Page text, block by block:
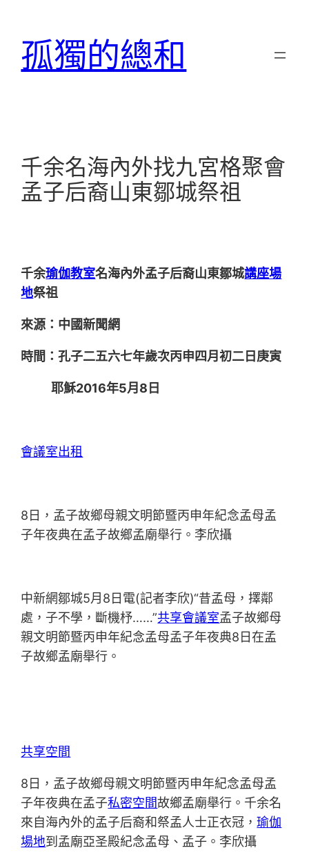
孤獨的總和
千余名海內外找九宮格聚會
孟子后裔山東鄒城祭祖
千余瑜伽教室名海內外孟子后裔山東鄒城講座場
地祭祖
來源：中國新聞網
時間：孔子二五六七年歲次丙申四月初二日庚寅
耶穌2016年5月8日
會議室出租
8日，孟子故鄉母親文明節暨丙申年紀念孟母孟
子年夜典在孟子故鄉孟廟舉行。李欣攝
中新網鄒城5月8日電(記者李欣)“昔孟母，擇鄰
處，子不學，斷機杼……”共享會議室孟子故鄉母
親文明節暨丙申年紀念孟母孟子年夜典8日在孟
子故鄉孟廟舉行。
共享空間
8日，孟子故鄉母親文明節暨丙申年紀念孟母孟
子年夜典在孟子私密空間故鄉孟廟舉行。千余名
來自海內外的孟子后裔和祭孟人士正衣冠，瑜伽
場地到孟廟亞圣殿紀念孟母、孟子。李欣攝